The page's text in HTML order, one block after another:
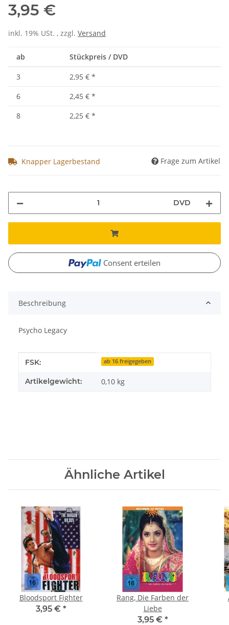
3,95 €
inkl. 19% USt. , zzgl. Versand
ab Stückpreis / DVD
3 2,95 € *
6
2,45 € *
8
2,25 € *
Knapper Lagerbestand Frage zum Artikel
DVD
Consent erteilen
Beschreibung
Psycho Legacy
Produkteigenschaft
Wert
FSK: ab 16 freigegeben
Artikelgewicht: 0,10 kg
Ähnliche Artikel
Bloodsport Fighter
3,95 € *
Rang, Die Farben der
Liebe
3,95 € *